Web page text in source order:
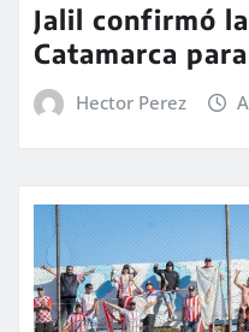
Jalil confirmó
Catamarca
Hector Perez